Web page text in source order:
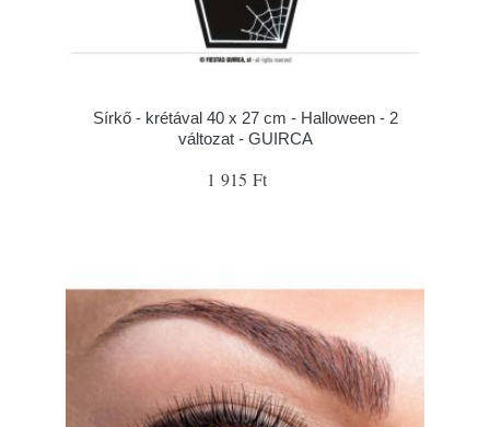
Sírkő - krétával 40 x 27 cm - Halloween - 2
változat - GUIRCA
1 915 Ft